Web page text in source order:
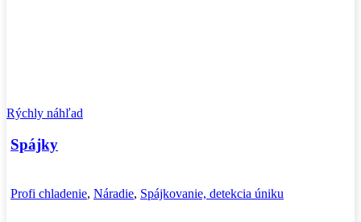
Rýchly náhľad
Spájky
Profi chladenie, Náradie, Spájkovanie, detekcia úniku